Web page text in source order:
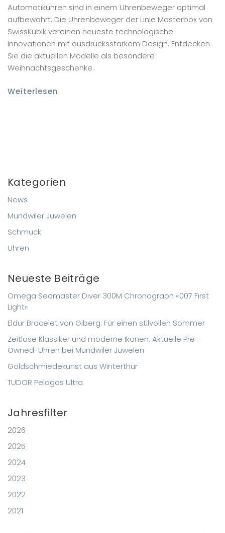
Automatikuhren sind in einem Uhrenbeweger optimal
aufbewahrt. Die Uhrenbeweger der Linie Masterbox von
SwissKubik vereinen neueste technologische
Innovationen mit ausdrucksstarkem Design. Entdecken
Sie die aktuellen Modelle als besondere
Weihnachtsgeschenke.
Weiterlesen
Kategorien
News
Mundwiler Juwelen
Schmuck
Uhren
Neueste Beiträge
Omega Seamaster Diver 300M Chronograph «007 First
Light»
Eldur Bracelet von Giberg: Für einen stilvollen Sommer
Zeitlose Klassiker und moderne Ikonen: Aktuelle Pre-
Owned-Uhren bei Mundwiler Juwelen
Goldschmiedekunst aus Winterthur
TUDOR Pelagos Ultra
Jahresfilter
2026
2025
2024
2023
2022
2021